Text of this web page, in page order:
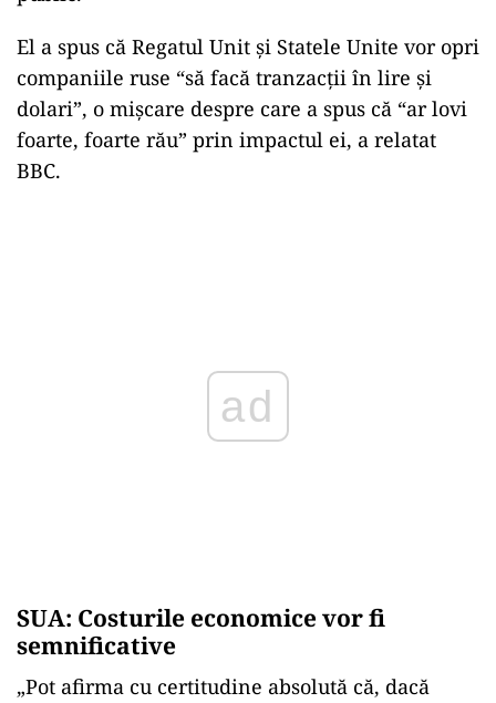
El a spus că Regatul Unit şi Statele Unite vor opri
companiile ruse “să facă tranzacţii în lire şi
dolari”, o mişcare despre care a spus că “ar lovi
foarte, foarte rău” prin impactul ei, a relatat
BBC.
ad
SUA: Costurile economice vor fi
semnificative
„Pot afirma cu certitudine absolută că, dacă